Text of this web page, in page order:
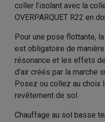
coller l’isolant avec la
OVERPARQUET R22 en
Pour une pose flottante,
est obligatoire de
résonance et les effets
d’air créés par la marche
Posez ou collez au choix
revêtement de sol.
Chauffage au sol basse